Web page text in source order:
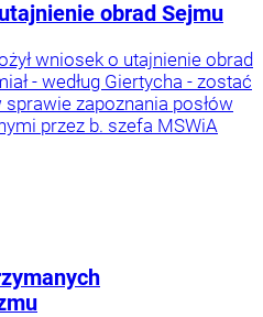
obrad Sejmu
wniosek o utajnienie obrad
- według Giertycha - zostać
zapoznania posłów
przez b. szefa MSWiA